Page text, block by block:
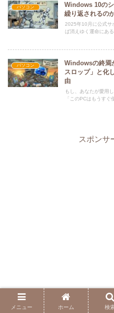
パソコン
Windows 10の
繰り返されるの
2025年10月に公式サ
ば消えゆく運命にある
パソコン
Windowsの終焉
スロップ」と化
由
もし、あなたが愛用
「このPCはもうすぐ
スポンサ
メニュー ホーム 検